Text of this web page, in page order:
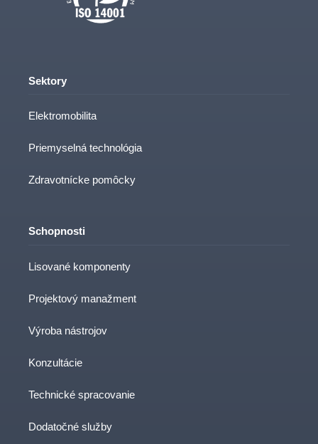
Sektory
Elektromobilita
Priemyselná technológia
Zdravotnícke pomôcky
Schopnosti
Lisované komponenty
Projektový manažment
Výroba nástrojov
Konzultácie
Technické spracovanie
Dodatočné služby